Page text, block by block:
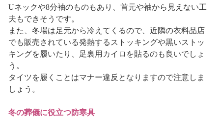
Uネックや8分袖のものもあり、首元や袖から見えない工
夫もできそうです。
また、冬場は足元から冷えてくるので、近隣の衣料品店
でも販売されている発熱するストッキングや黒いストッ
キングを履いたり、足裏用カイロを貼るのも良いでしょ
う。
タイツを履くことはマナー違反となりますので注意しま
しょう。
冬の葬儀に役立つ防寒具